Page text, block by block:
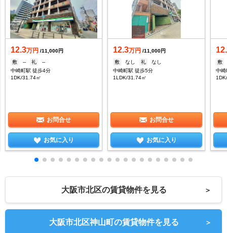
12.3万円 /11,000円
敷
-- 礼
--
中崎町駅 徒歩4分
1DK/31.74㎡
お問合せ
お気に入り
12.3万円 /11,000円
敷
なし 礼
なし
中崎町駅 徒歩5分
1LDK/31.74㎡
お問合せ
お気に入り
敷
中崎
大阪市北区の賃貸物件を見る ＞
大阪市北区神山町の賃貸物件を見る ＞